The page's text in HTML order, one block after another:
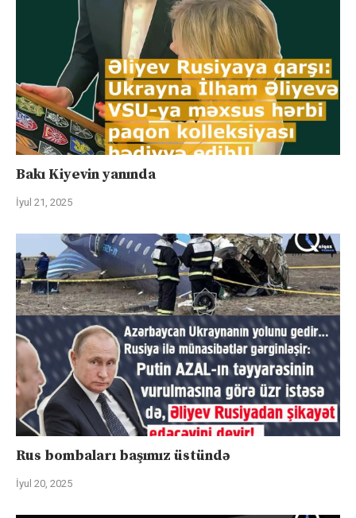
Bakı Kiyevin yanında
İyul 21, 2025
Rus bombaları başımız üstündə
İyul 20, 2025